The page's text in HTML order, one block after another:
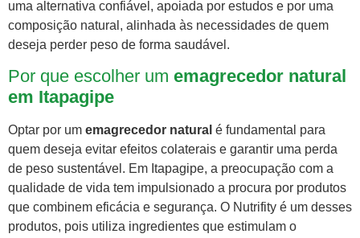
uma alternativa confiável, apoiada por estudos e por uma
composição natural, alinhada às necessidades de quem
deseja perder peso de forma saudável.
Por que escolher um emagrecedor natural
em Itapagipe
Optar por um emagrecedor natural é fundamental para
quem deseja evitar efeitos colaterais e garantir uma perda
de peso sustentável. Em Itapagipe, a preocupação com a
qualidade de vida tem impulsionado a procura por produtos
que combinem eficácia e segurança. O Nutrifity é um desses
produtos, pois utiliza ingredientes que estimulam o